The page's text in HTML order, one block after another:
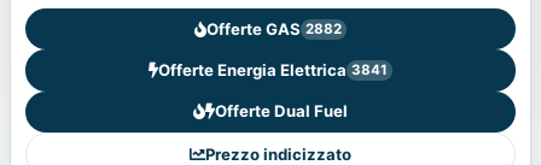
Offerte GAS 2882
Offerte Energia Elettrica 3841
Offerte Dual Fuel
Prezzo indicizzato